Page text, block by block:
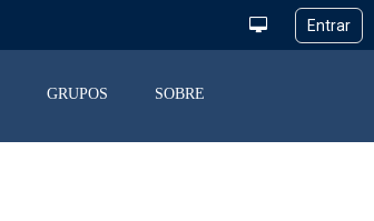
GRUPOS SOBRE